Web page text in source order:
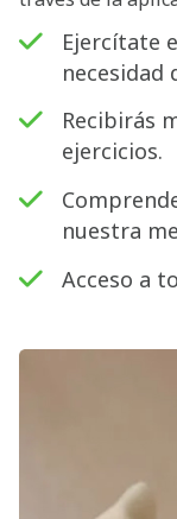
Ejercítate
necesidad
Recibirás
ejercicios.
nuestra
Acceso a